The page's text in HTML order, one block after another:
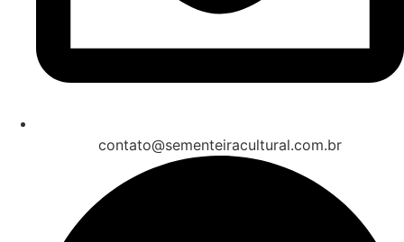
contato@sementeiracultural.com.br